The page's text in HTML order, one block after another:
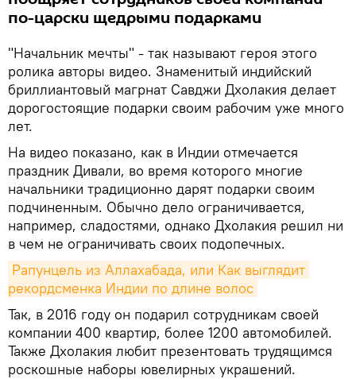
по-царски щедрыми подарками
"Начальник мечты" - так называют героя этого
ролика авторы видео. Знаменитый индийский
бриллиантовый магрнат Савджи Дхолакия делает
дорогостоящие подарки своим рабочим уже много
лет.
На видео показано, как в Индии отмечается
праздник Дивали, во время которого многие
начальники традиционно дарят подарки своим
подчиненным. Обычно дело ограничивается,
например, сладостями, однако Дхолакия решил ни
в чем не ограничивать своих подопечных.
Рапунцель из Аллахабада, или Как выглядит
рекордсменка Индии по длине волос
Так, в 2016 году он подарил сотрудникам своей
компании 400 квартир, более 1200 автомобилей.
Также Дхолакия любит презентовать трудящимся
роскошные наборы ювелирных украшений.